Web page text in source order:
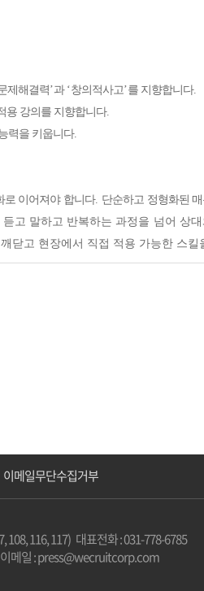
제해결력’과 ‘창의적사고’를 지향합니다.
용 강의를 지향합니다.
력을 키웁니다.
로 이어져야 합니다. 단순하고 정형화된
고 말하고 반복하는 과정을 넘어 상
닫고 현장에서 직접 적용 가능한 스
이메일무단수집거부
116, 117) 대표전화 : 031-778-6785
메일 : press@wecruitcorp.com